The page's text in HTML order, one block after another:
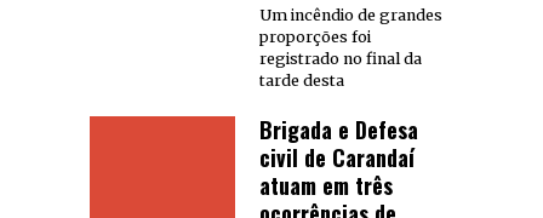
Um incêndio de grandes
proporções foi
registrado no final da
tarde desta
Brigada e Defesa
civil de Carandaí
atuam em três